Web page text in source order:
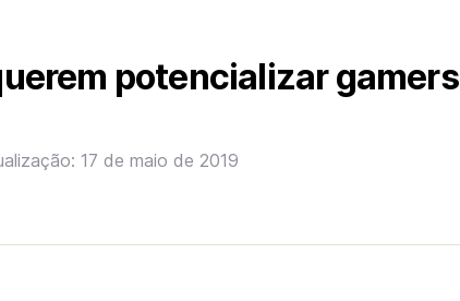
potencializar gamers
17 de maio de 2019